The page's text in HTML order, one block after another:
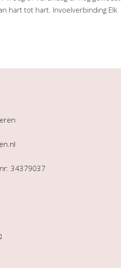
hart tot hart. Invoelverbinding Elk
34379037